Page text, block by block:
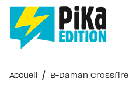
MENU RECHERCHE
PIED DE PAGE
Accueil / B-Daman Crossfire